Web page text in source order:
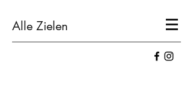
Alle Zielen